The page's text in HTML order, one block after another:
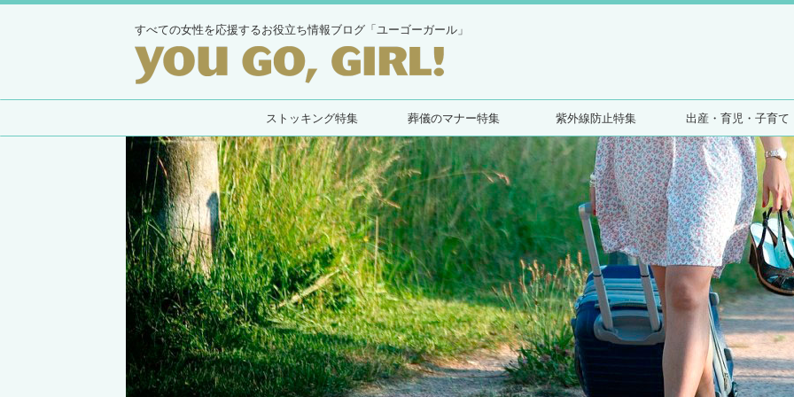
すべての女性を応援するお役立ち情報ブログ「ユーゴーガール」
ストッキング特集 葬儀のマナー特集 紫外線防止特集 出産・育児・子育て